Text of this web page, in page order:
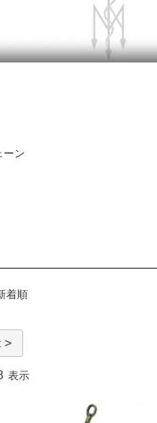
ーン
着順
>
表示